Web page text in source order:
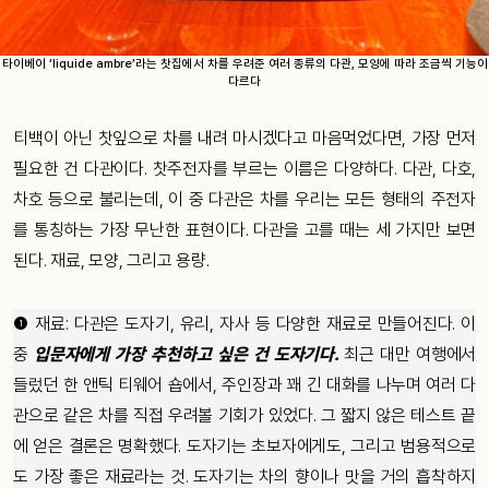
타이베이 ‘liquide ambre’라는 찻집에서 차를 우려준 여러 종류의 다관, 모양에 따라 조금씩 기능이
다르다
티백이 아닌 찻잎으로 차를 내려 마시겠다고 마음먹었다면, 가장 먼저
필요한 건 다관이다. 찻주전자를 부르는 이름은 다양하다. 다관, 다호,
차호 등으로 불리는데, 이 중 다관은 차를 우리는 모든 형태의 주전자
를 통칭하는 가장 무난한 표현이다. 다관을 고를 때는 세 가지만 보면
된다. 재료, 모양, 그리고 용량.
❶ 재료: 다관은 도자기, 유리, 자사 등 다양한 재료로 만들어진다. 이
중 입문자에게 가장 추천하고 싶은 건 도자기다.최근 대만 여행에서
들렀던 한 앤틱 티웨어 숍에서, 주인장과 꽤 긴 대화를 나누며 여러 다
관으로 같은 차를 직접 우려볼 기회가 있었다. 그 짧지 않은 테스트 끝
에 얻은 결론은 명확했다. 도자기는 초보자에게도, 그리고 범용적으로
도 가장 좋은 재료라는 것. 도자기는 차의 향이나 맛을 거의 흡착하지